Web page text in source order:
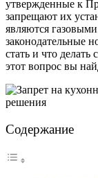
утвержденные к
запрещают их
являются
законодательные
стать и что
этот вопрос вы
Содержание